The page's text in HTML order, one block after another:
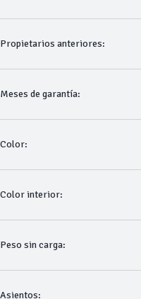
Propietarios anteriores:
Meses de garantía:
Color:
Color interior:
Peso sin carga:
Asientos: